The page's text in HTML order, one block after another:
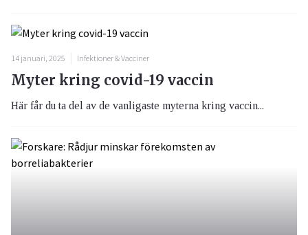
14 januari, 2025 Infektioner & Vacciner
Myter kring covid-19 vaccin
Här får du ta del av de vanligaste myterna kring vaccin...